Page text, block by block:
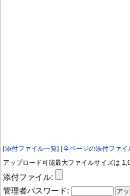
[添付ファイル一覧] [全ページの添付ファイ
アップロード可能最大ファイルサイズは
添付ファイル:
管理者パスワード: